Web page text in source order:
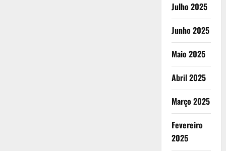
Julho 2025
Junho 2025
Maio 2025
Abril 2025
Março 2025
Fevereiro
2025